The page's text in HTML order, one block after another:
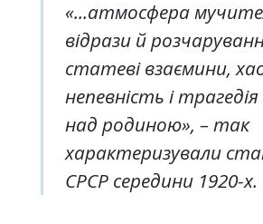
«...атмосфера
відрази й
статеві взаємини,
непевність і
над родиною», – так
характеризували
СРСР середини 1920-х.